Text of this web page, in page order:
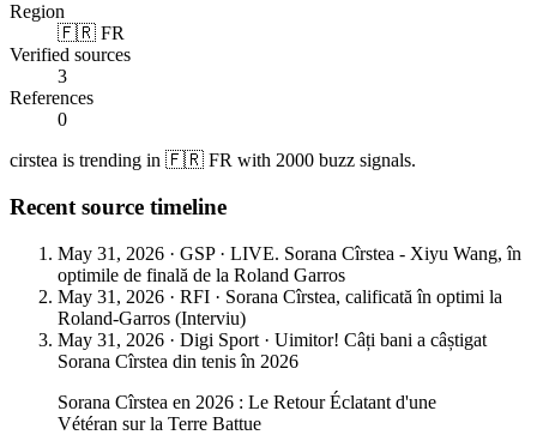
Region
🇫🇷 FR
Verified sources
3
References
0
cirstea is trending in 🇫🇷 FR with 2000 buzz signals.
Recent source timeline
May 31, 2026 · GSP · LIVE. Sorana Cîrstea - Xiyu Wang, în
optimile de finală de la Roland Garros
May 31, 2026 · RFI · Sorana Cîrstea, calificată în optimi la
Roland-Garros (Interviu)
May 31, 2026 · Digi Sport · Uimitor! Câți bani a câștigat
Sorana Cîrstea din tenis în 2026
Sorana Cîrstea en 2026 : Le Retour Éclatant d'une
Vétéran sur la Terre Battue